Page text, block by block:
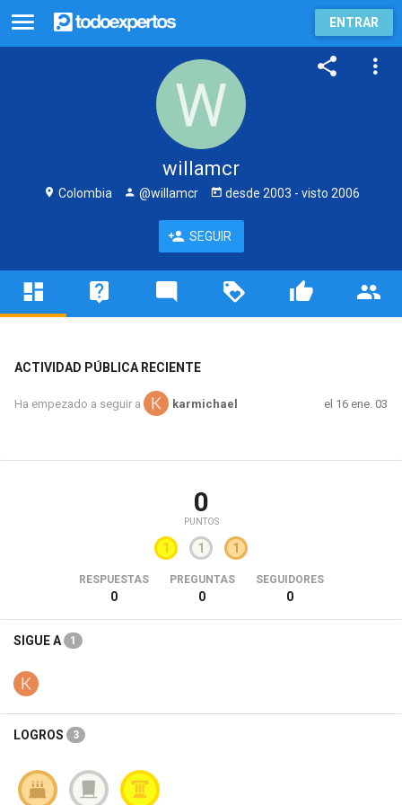
ENTRAR
willamcr
Colombia @willamcr desde 2003 - visto 2006
SEGUIR
ACTIVIDAD PÚBLICA RECIENTE
Ha empezado a seguir a karmichael el 16 ene. 03
0
PUNTOS
1 1 1
RESPUESTAS
0
PREGUNTAS
0
SEGUIDORES
0
SIGUE A 1
LOGROS 3